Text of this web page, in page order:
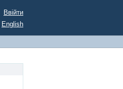
Ввійти
English